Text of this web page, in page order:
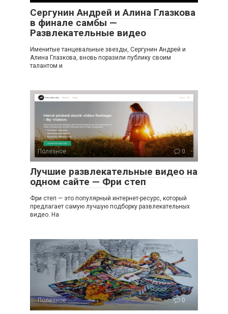
Сергунин Андрей и Алина Глазкова
в финале самбы —
Развлекательные видео
Именитые танцевальные звезды, Сергунин Андрей и
Алина Глазкова, вновь поразили публику своим
талантом и
Полезное 0
Лучшие развлекательные видео на
одном сайте — Фри степ
Фри степ — это популярный интернет-ресурс, который
предлагает самую лучшую подборку развлекательных
видео. На
Полезное 0